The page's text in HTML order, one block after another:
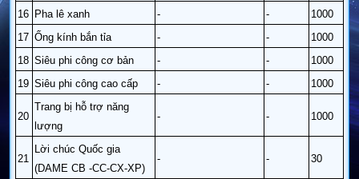
16 Pha lê xanh - -
1000
17 Ống kính bắn tỉa - -
1000
18 Siêu phi công cơ bản - -
1000
19 Siêu phi công cao cấp - - 1000
20
Trang bị hỗ trợ năng
lượng
- - 1000
21
Lời chúc Quốc gia
(DAME CB -CC-CX-XP)
- - 30